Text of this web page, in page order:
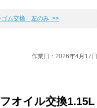
ゴム交換 左のみ >>
作業日：2026年4月17日
オイル交換1.15L